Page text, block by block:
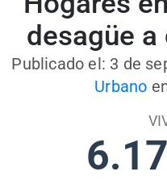
desagüe a
Publicado el: 3 de
Urbano